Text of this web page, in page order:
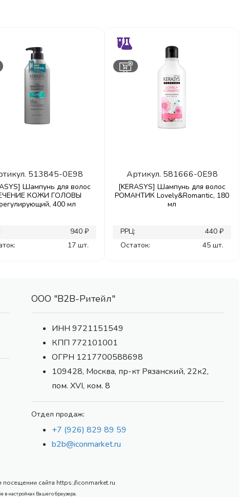
513845-0E98
Шампунь для волос
КОЖИ ГОЛОВЫ
400 мл
940 ₽
17 шт.
Артикул. 581666-0E98
[KERASYS] Шампунь для волос
РОМАНТИК Lovely&Romantic, 180
мл
РРЦ:
440 ₽
Остаток:
45 шт.
ООО "В2В-Ритейл"
ИНН 9721151549
КПП 772101001
ОГРН 1217700588698
109428, Москва, пр-кт Рязанский, 22к2,
пом. XVI, ком. 8
Отдел продаж:
+7 (926) 829 89 59
b2b@iconmarket.ru
сайта https://iconmarket.ru
в настройках Вашего браузера.